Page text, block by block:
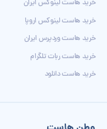
خرید هاست لینوکس ایران
خرید هاست لینوکس اروپا
خرید هاست وردپرس ایران
خرید هاست ربات تلگرام
خرید هاست دانلود